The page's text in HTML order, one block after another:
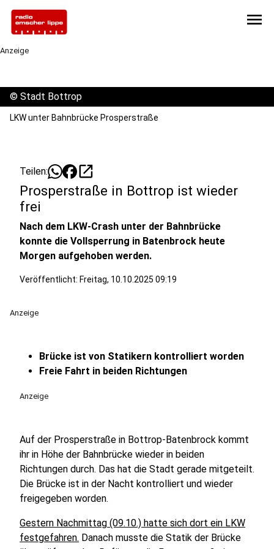
menu
Anzeige
© Stadt Bottrop
LKW unter Bahnbrücke Prosperstraße
Teilen: open_in_new
Prosperstraße in Bottrop ist wieder
frei
Nach dem LKW-Crash unter der Bahnbrücke
konnte die Vollsperrung in Batenbrock heute
Morgen aufgehoben werden.
Veröffentlicht: Freitag, 10.10.2025 09:19
Anzeige
Brücke ist von Statikern kontrolliert worden
Freie Fahrt in beiden Richtungen
Anzeige
Auf der Prosperstraße in Bottrop-Batenbrock kommt
ihr in Höhe der Bahnbrücke wieder in beiden
Richtungen durch. Das hat die Stadt gerade mitgeteilt.
Die Brücke ist in der Nacht kontrolliert und wieder
freigegeben worden.
Gestern Nachmittag (09.10.) hatte sich dort ein LKW
festgefahren. Danach musste die Statik der Brücke